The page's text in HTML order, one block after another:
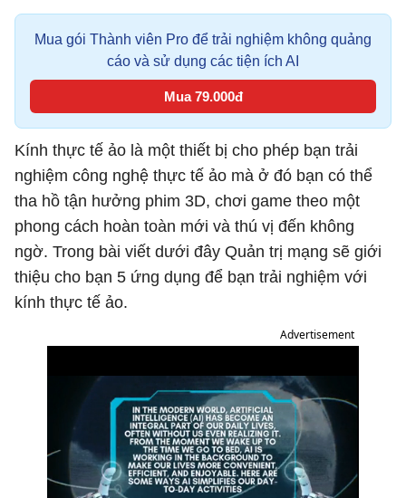
Mua gói Thành viên Pro để trải nghiệm không quảng
cáo và sử dụng các tiện ích AI
Mua 79.000đ
Kính thực tế ảo là một thiết bị cho phép bạn trải
nghiệm công nghệ thực tế ảo mà ở đó bạn có thể
tha hồ tận hưởng phim 3D, chơi game theo một
phong cách hoàn toàn mới và thú vị đến không
ngờ. Trong bài viết dưới đây Quản trị mạng sẽ giới
thiệu cho bạn 5 ứng dụng để bạn trải nghiệm với
kính thực tế ảo.
Advertisement